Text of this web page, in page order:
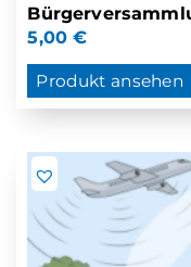
5,00€
Produkt ansehen